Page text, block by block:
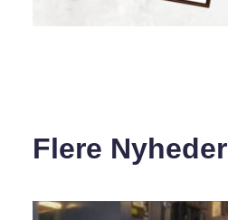
Flere Nyheder